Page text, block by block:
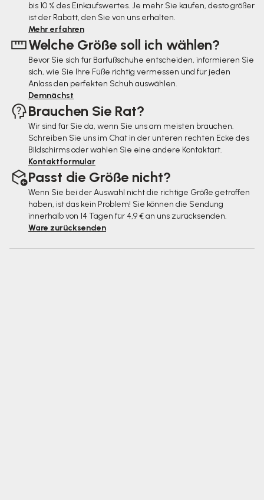
bis 10 % des Einkaufswertes. Je mehr Sie kaufen, desto größer
ist der Rabatt, den Sie von uns erhalten.
Mehr erfahren
Welche Größe soll ich wählen?
Bevor Sie sich für Barfußschuhe entscheiden, informieren Sie
sich, wie Sie Ihre Füße richtig vermessen und für jeden
Anlass den perfekten Schuh auswählen.
Demnächst
Brauchen Sie Rat?
Wir sind für Sie da, wenn Sie uns am meisten brauchen.
Schreiben Sie uns im Chat in der unteren rechten Ecke des
Bildschirms oder wählen Sie eine andere Kontaktart.
Kontaktformular
Passt die Größe nicht?
Wenn Sie bei der Auswahl nicht die richtige Größe getroffen
haben, ist das kein Problem! Sie können die Sendung
innerhalb von 14 Tagen für 4,9 € an uns zurücksenden.
Ware zurücksenden